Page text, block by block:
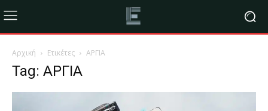
Αρχική Ετικέτες ΑΡΓΙΑ
Tag: ΑΡΓΙΑ